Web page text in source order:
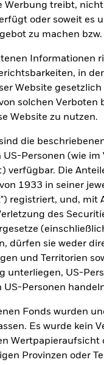
Werbung treibt,
oder soweit es
zu machen
Informationen
in
Website
solchen
Website zu nutzen.
die
US-Personen (wie
verfügbar. Die
1933 in seiner
registriert, und, mit
des
dürfen sie weder
und Territorien
unterliegen, US-
US-Personen
Fonds wurden
Es wurde kein
Wertpapieraufsicht
Provinzen oder
Feld direkt unter
mit
Anteilsklassen mit
Fonds 62,5% des
enthalten.
Web Disclosure
Angaben
Dies kann Ihnen
einen Vergleich